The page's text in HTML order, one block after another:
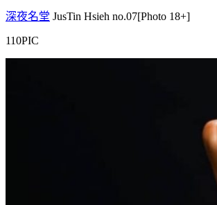
深夜名堂 JusTin Hsieh no.07[Photo 18+]
110PIC